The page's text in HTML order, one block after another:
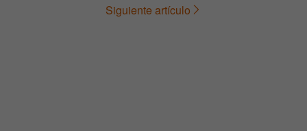
Siguiente artículo